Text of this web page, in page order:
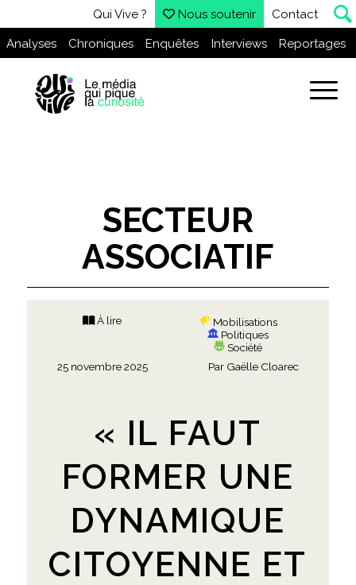
Qui Vive ? Nous soutenir Contact
Analyses Chroniques Enquêtes Interviews Reportages
SECTEUR
ASSOCIATIF
À lire
Mobilisations
Politiques
Société
25 novembre 2025
Par Gaëlle Cloarec
« IL FAUT
FORMER UNE
DYNAMIQUE
CITOYENNE ET